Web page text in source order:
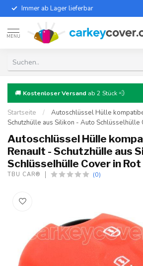
Immer ab Lager lieferbar
MENU
🚚 Kostenloser Versand ab 2 Stück 💨
Startseite /
Autoschlüssel Hülle
Schutzhülle aus Silikon - Auto Schlüsselhülle
Autoschlüssel Hülle
Renault - Schutzhülle aus
Schlüsselhülle Cover in Rot
TBU CAR® (0)